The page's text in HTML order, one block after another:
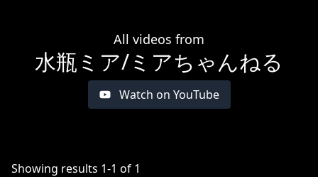
All videos from
水瓶ミア/ミアちゃんねる
Watch on YouTube
Showing results 1-1 of 1